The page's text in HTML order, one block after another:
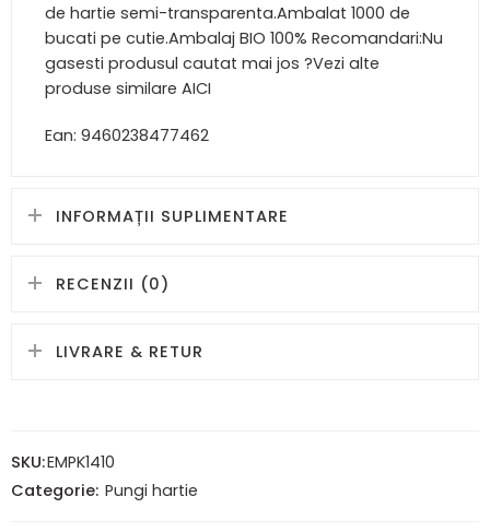
de hartie semi-transparenta.Ambalat 1000 de
bucati pe cutie.Ambalaj BIO 100% Recomandari:Nu
gasesti produsul cautat mai jos ?Vezi alte
produse similare AICI
Ean: 9460238477462
INFORMAȚII SUPLIMENTARE
RECENZII (0)
LIVRARE & RETUR
SKU:EMPK1410
Categorie: Pungi hartie